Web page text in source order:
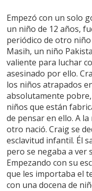
Empezó con un solo
un niño de 12 años,
periódico de otro
Masih, un niño
valiente para luchar
asesinado por ello.
los niños atrapados
absolutamente
niños que están
de pensar en ello. A
otro nació. Craig se
esclavitud infantil. Él
pero se negaba a ver
Empezando con su
que les importaba el
con una docena de